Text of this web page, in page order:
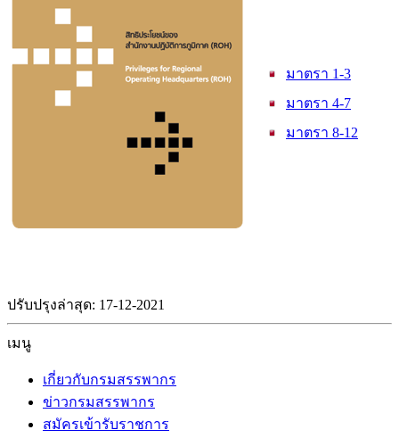
มาตรา 1-3
มาตรา 4-7
มาตรา 8-12
ปรับปรุงล่าสุด: 17-12-2021
เมนู
เกี่ยวกับกรมสรรพากร
ข่าวกรมสรรพากร
สมัครเข้ารับราชการ